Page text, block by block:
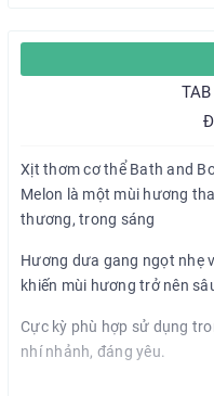
Xịt thơm cơ thể Bath and
Melon là một mùi hương
thương, trong sáng
Hương dưa gang ngọt nhẹ
khiến mùi hương trở nên
Cực kỳ phù hợp sử dụng
nhí nhảnh, đáng yêu.